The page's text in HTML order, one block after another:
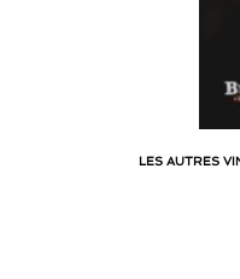
LES AUTRES